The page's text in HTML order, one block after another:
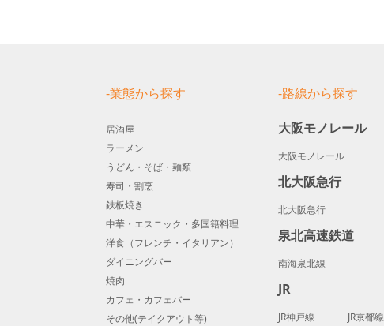
-業態から探す
居酒屋
ラーメン
うどん・そば・麺類
寿司・割烹
鉄板焼き
中華・エスニック・多国籍料理
洋食（フレンチ・イタリアン）
ダイニングバー
焼肉
カフェ・カフェバー
その他(テイクアウト等)
-路線から探す
大阪モノレール
大阪モノレール
北大阪急行
北大阪急行
泉北高速鉄道
南海泉北線
JR
JR神戸線
JR京都線